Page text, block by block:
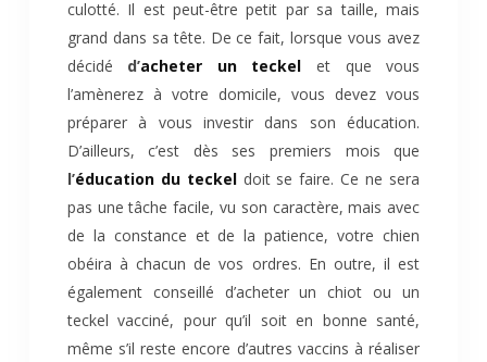
culotté. Il est peut-être petit par sa taille, mais
grand dans sa tête. De ce fait, lorsque vous avez
décidé d’acheter un teckel et que vous
l’amènerez à votre domicile, vous devez vous
préparer à vous investir dans son éducation.
D’ailleurs, c’est dès ses premiers mois que
l’éducation du teckeldoit se faire. Ce ne sera
pas une tâche facile, vu son caractère, mais avec
de la constance et de la patience, votre chien
obéira à chacun de vos ordres. En outre, il est
également conseillé d’acheter un chiot ou un
teckel vacciné, pour qu’il soit en bonne santé,
même s’il reste encore d’autres vaccins à réaliser